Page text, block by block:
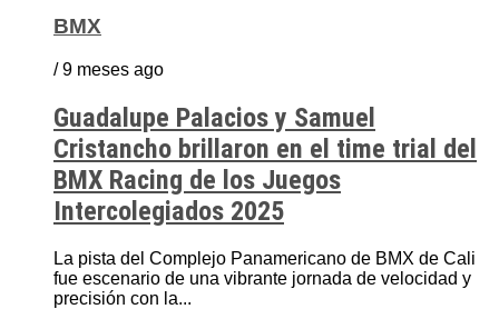
BMX
/ 9 meses ago
Guadalupe Palacios y Samuel
Cristancho brillaron en el time trial del
BMX Racing de los Juegos
Intercolegiados 2025
La pista del Complejo Panamericano de BMX de Cali
fue escenario de una vibrante jornada de velocidad y
precisión con la...